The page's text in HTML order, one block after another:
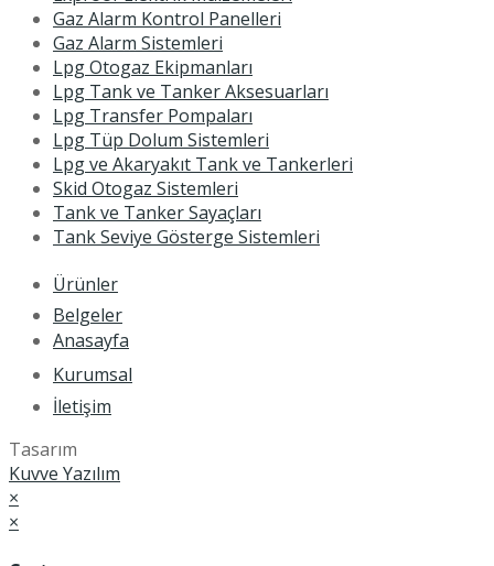
Gaz Alarm Kontrol Panelleri
Gaz Alarm Sistemleri
Lpg Otogaz Ekipmanları
Lpg Tank ve Tanker Aksesuarları
Lpg Transfer Pompaları
Lpg Tüp Dolum Sistemleri
Lpg ve Akaryakıt Tank ve Tankerleri
Skid Otogaz Sistemleri
Tank ve Tanker Sayaçları
Tank Seviye Gösterge Sistemleri
Ürünler
Belgeler
Anasayfa
Kurumsal
İletişim
Tasarım
Kuvve Yazılım
×
×